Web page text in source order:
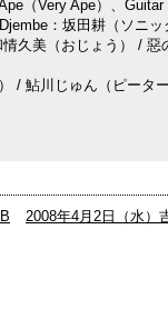
（Very Ape）、
：坂田耕（ソニ
久美（おじょう） /
/ 鮎川じゅん（ピータ
2008年4月2日（水）